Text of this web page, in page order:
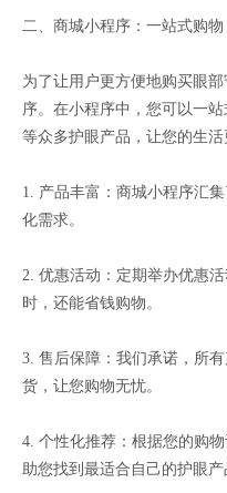
二、商城小程序：一站式购
为了让用户更方便地购买眼
序。在小程序中，您可以一
等众多护眼产品，让您的生活
1. 产品丰富：商城小程序汇
化需求。
2. 优惠活动：定期举办优惠
时，还能省钱购物。
3. 售后保障：我们承诺，所
货，让您购物无忧。
4. 个性化推荐：根据您的购
助您找到最适合自己的护眼产